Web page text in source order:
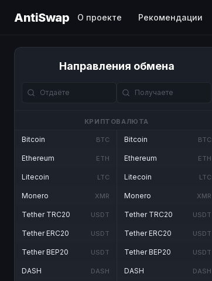
AntiSwap О проекте Рекомендации
Направления обмена
КРИПТОВАЛЮТА
Bitcoin BTC
Ethereum ETH
Litecoin LTC
Monero XMR
Tether TRC20 USDT
Tether ERC20 USDT
Tether BEP20 USDT
DASH DASH
Bitcoin BTC
Ethereum ETH
Litecoin LTC
Monero XMR
Tether TRC20 USDT
Tether ERC20 USDT
Tether BEP20 USDT
DASH DASH